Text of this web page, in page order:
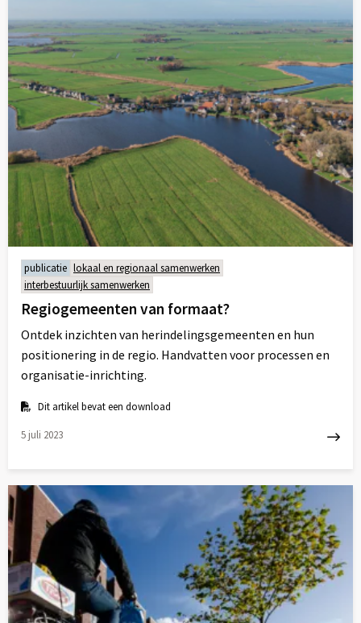
publicatie lokaal en regionaal samenwerken
interbestuurlijk samenwerken
Regiogemeenten van formaat?
Ontdek inzichten van herindelingsgemeenten en hun
positionering in de regio. Handvatten voor processen en
organisatie-inrichting.
Dit artikel bevat een download
5 juli 2023
meer
over